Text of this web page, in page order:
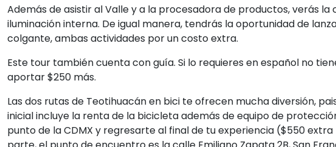
Además de asistir al Valle y a la procesadora de productos, verás
iluminación interna. De igual manera, tendrás la oportunidad de
colgante, ambas actividades por un costo extra.
Este tour también cuenta con guía. Si lo requieres en español no
aportar $250 más.
Las dos rutas de Teotihuacán en bici te ofrecen mucha diversión,
inicial incluye la renta de la bicicleta además de equipo de
punto de la CDMX y regresarte al final de tu experiencia ($550